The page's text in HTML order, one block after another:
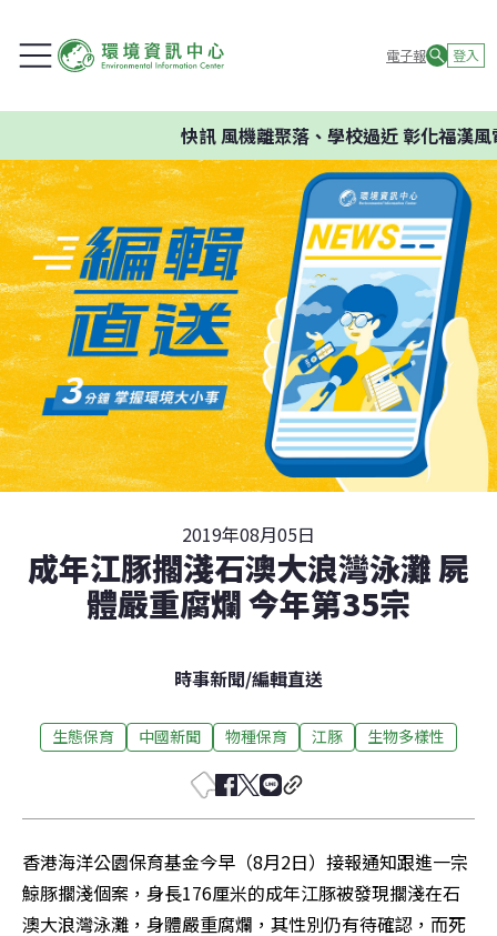
電子報 登入
快訊風機離聚落、學校過近 彰化福漢風
2019年08月05日
成年江豚擱淺石澳大浪灣泳灘 屍
體嚴重腐爛 今年第35宗
時事新聞/編輯直送
生態保育 中國新聞 物種保育 江豚 生物多樣性
香港海洋公園保育基金今早（8月2日）接報通知跟進一宗
鯨豚擱淺個案，身長176厘米的成年江豚被發現擱淺在石
澳大浪灣泳灘，身體嚴重腐爛，其性別仍有待確認，而死